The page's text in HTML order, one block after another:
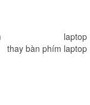
laptop
thay bàn phím laptop